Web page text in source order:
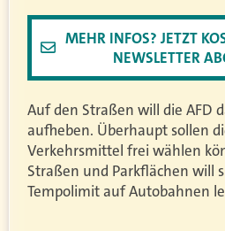
MEHR INFOS? JETZT
NEWSLETTER
Auf den Straßen will die AFD
aufheben. Überhaupt sollen
Verkehrsmittel frei wählen
Straßen und Parkflächen will
Tempolimit auf Autobahnen